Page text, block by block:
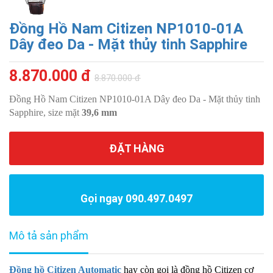
Đồng Hồ Nam Citizen NP1010-01A
Dây đeo Da - Mặt thủy tinh Sapphire
8.870.000 đ 8.870.000 đ
Đồng Hồ Nam Citizen NP1010-01A Dây đeo Da - Mặt thủy tinh
Sapphire, size mặt 39,6 mm
ĐẶT HÀNG
Gọi ngay 090.497.0497
Mô tả sản phẩm
Đồng hồ Citizen Automatic hay còn gọi là đồng hồ Citizen cơ